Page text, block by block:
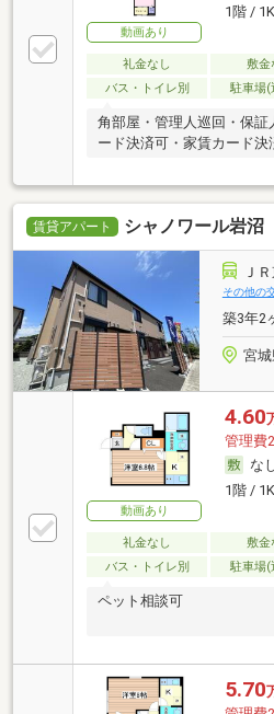
動画あり
1階 /
礼金なし 敷金
バス・トイレ別
駐車場(
角部屋・管理人巡回・保証
ード決済可・家賃カード決
賃貸アパート シャノワール岩沼
Ｊ
その他の
築3年2
宮
動画あり
4.60
管理費
な
1階 /
礼金なし 敷金
バス・トイレ別
駐車場(
ペット相談可
5.70